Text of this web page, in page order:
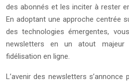
des abonnés et les inciter à rester
En adoptant une approche centrée
des technologies émergentes,
newsletters en un atout
fidélisation en ligne.
L’avenir des newsletters s’annonce